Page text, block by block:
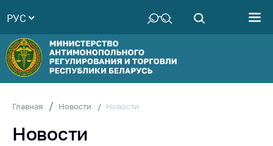
Руководство
Структура
Министерства
Территориальные
Законодательство
РУС
Главная Новости Новости
Новости